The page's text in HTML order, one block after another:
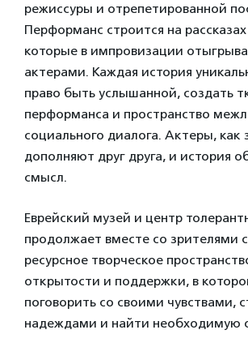
режиссуры и отрепетированной
Перформанс строится на
которые в импровизации
актерами. Каждая история
право быть услышанной, создать
перформанса и пространство
социального диалога. Актеры, как
дополняют друг друга, и история
смысл.
Еврейский музей и центр
продолжает вместе со зрителями
ресурсное творческое
открытости и поддержки, в
поговорить со своими чувствами,
надеждами и найти необходимую